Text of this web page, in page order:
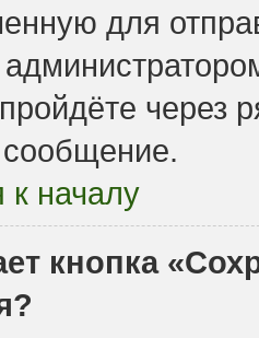
для
через
к началу
кнопка